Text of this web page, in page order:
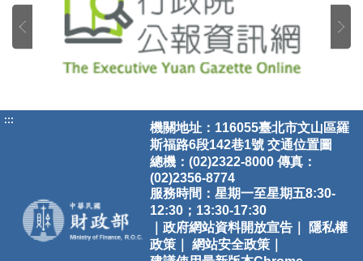
:::
機關地址：116055臺北市文山區羅
斯福路6段142巷1號 交通位置圖
總機：(02)2322-8000 傳真：
(02)2356-8774
服務時間：星期一至星期五8:30-
12:30；13:30-17:30
｜政府網站資料開放宣告｜
隱私權
政策｜
網站安全政策｜